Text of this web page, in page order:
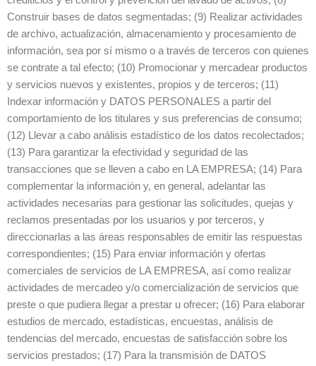
Construir bases de datos segmentadas; (9) Realizar actividades
de archivo, actualización, almacenamiento y procesamiento de
información, sea por sí mismo o a través de terceros con quienes
se contrate a tal efecto; (10) Promocionar y mercadear productos
y servicios nuevos y existentes, propios y de terceros; (11)
Indexar información y DATOS PERSONALES a partir del
comportamiento de los titulares y sus preferencias de consumo;
(12) Llevar a cabo análisis estadístico de los datos recolectados;
(13) Para garantizar la efectividad y seguridad de las
transacciones que se lleven a cabo en LA EMPRESA; (14) Para
complementar la información y, en general, adelantar las
actividades necesarias para gestionar las solicitudes, quejas y
reclamos presentadas por los usuarios y por terceros, y
direccionarlas a las áreas responsables de emitir las respuestas
correspondientes; (15) Para enviar información y ofertas
comerciales de servicios de LA EMPRESA, así como realizar
actividades de mercadeo y/o comercialización de servicios que
preste o que pudiera llegar a prestar u ofrecer; (16) Para elaborar
estudios de mercado, estadísticas, encuestas, análisis de
tendencias del mercado, encuestas de satisfacción sobre los
servicios prestados; (17) Para la transmisión de DATOS